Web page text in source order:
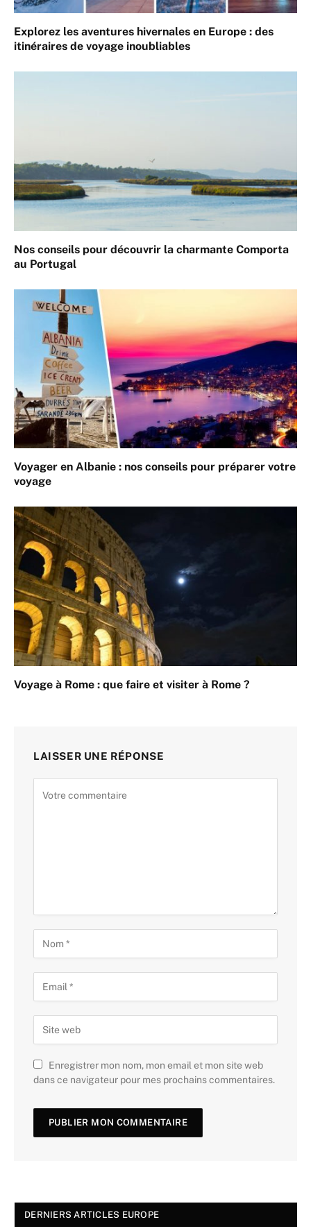
Explorez les aventures hivernales en Europe : des
itinéraires de voyage inoubliables
Nos conseils pour découvrir la charmante Comporta
au Portugal
Voyager en Albanie : nos conseils pour préparer votre
voyage
Voyage à Rome : que faire et visiter à Rome ?
LAISSER UNE RÉPONSE
Enregistrer mon nom, mon email et mon site web
dans ce navigateur pour mes prochains commentaires.
DERNIERS ARTICLES EUROPE